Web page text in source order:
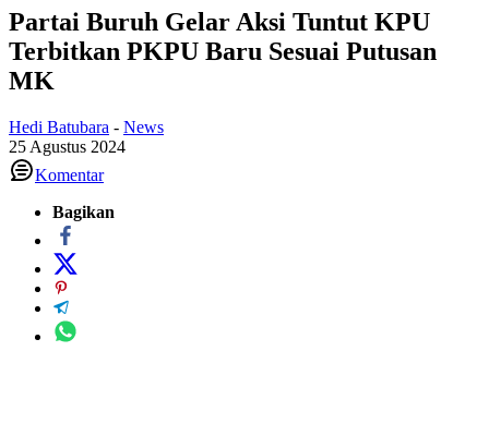
Partai Buruh Gelar Aksi Tuntut KPU
Terbitkan PKPU Baru Sesuai Putusan
MK
Hedi Batubara - News
25 Agustus 2024
Komentar
Bagikan